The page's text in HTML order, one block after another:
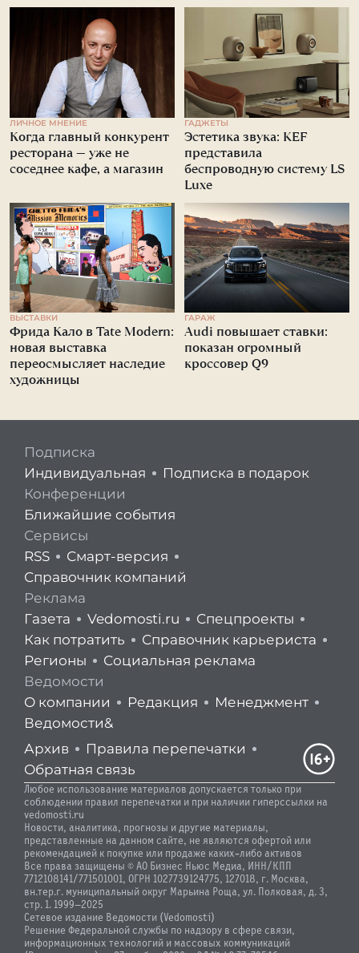
ЛИЧНОЕ МНЕНИЕ
Когда главный конкурент
ресторана — уже не
соседнее кафе, а магазин
ГАДЖЕТЫ
Эстетика звука: KEF
представила
беспроводную систему LS
Luxe
ВЫСТАВКИ
Фрида Кало в Tate Modern:
новая выставка
переосмысляет наследие
художницы
ГАРАЖ
Audi повышает ставки:
показан огромный
кроссовер Q9
Подписка
Индивидуальная
Подписка в подарок
Конференции
Ближайшие события
Сервисы
RSS
Смарт-версия
Справочник компаний
Реклама
Газета
Vedomosti.ru
Спецпроекты
Как потратить
Справочник карьериста
Регионы
Социальная реклама
Ведомости
О компании
Редакция
Менеджмент
Ведомости&
Архив
Правила перепечатки
Обратная связь
Любое использование материалов допускается только при
соблюдении правил перепечатки и при наличии гиперссылки на
vedomosti.ru
Новости, аналитика, прогнозы и другие материалы,
представленные на данном сайте, не являются офертой или
рекомендацией к покупке или продаже каких-либо активов
Все права защищены © АО Бизнес Ньюс Медиа, ИНН/КПП
7712108141/771501001, ОГРН 1027739124775, 127018, г. Москва,
вн.тер.г. муниципальный округ Марьина Роща, ул. Полковая, д. 3,
стр. 1. 1999—2025
Сетевое издание Ведомости (Vedomosti)
Решение Федеральной службы по надзору в сфере связи,
информационных технологий и массовых коммуникаций